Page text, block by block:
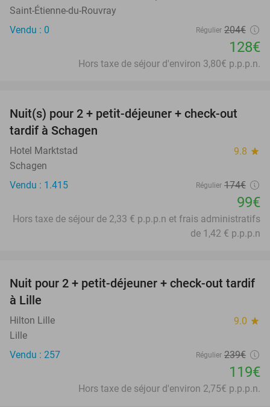
Saint-Étienne-du-Rouvray
Vendu : 0
Régulier 204€
128€
Hors taxe de séjour d'environ 3,80€ p.p.p.n.
43%
Nuit(s) pour 2 + petit-déjeuner + check-out
tardif à Schagen
Hotel Marktstad 9.8 star
Schagen
Vendu : 1.415
Régulier 174€
99€
Hors taxe de séjour de 2,33 € p.p.p.n et frais administratifs
de 1,42 € p.p.p.n
50%
Nuit pour 2 + petit-déjeuner + check-out tardif
à Lille
Hilton Lille 9.0 star
Lille
Vendu : 257
Régulier 239€
119€
Hors taxe de séjour d'environ 2,75€ p.p.p.n.